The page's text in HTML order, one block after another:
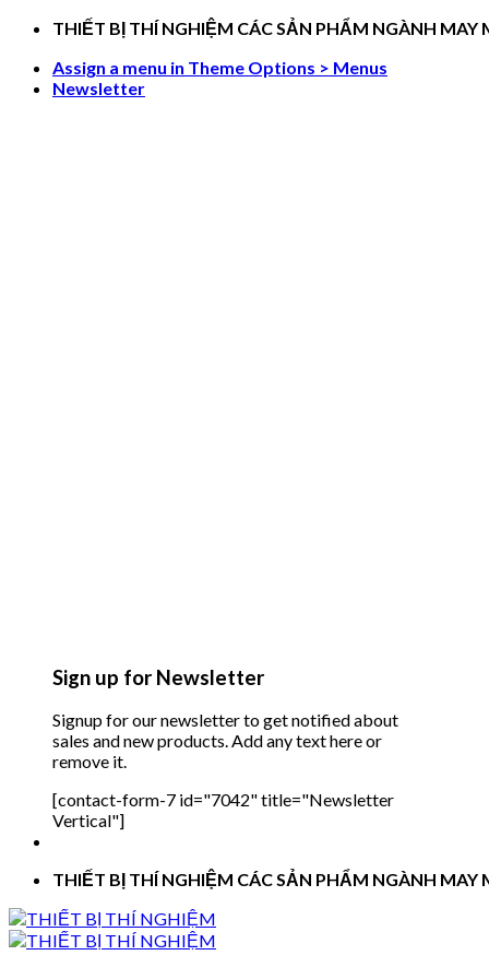
Skip
content
THIẾT BỊ THÍ NGHIỆM CÁC SẢN PHẨM NGÀNH MAY
Assign a menu in Theme Options > Menus
Newsletter
Sign up for Newsletter
Signup for our newsletter to get notified about
sales and new products. Add any text here or
remove it.
[contact-form-7 id="7042" title="Newsletter
Vertical"]
THIẾT BỊ THÍ NGHIỆM CÁC SẢN PHẨM NGÀNH MAY